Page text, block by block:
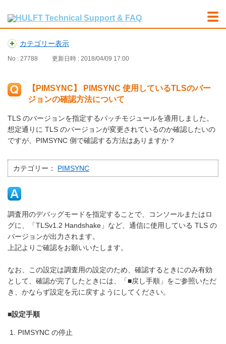
カテゴリー表示
No : 27788 更新日時 : 2018/04/09 17:00
【PIMSYNC】 PIMSYNC 使用しているTLSのバー
ジョンの確認方法について
TLS のバージョンを指定するパッチモジュールを適用しました。
想定通りに TLS のバージョンが変更されているのか確認したいの
ですが、PIMSYNC 側で確認する方法はありますか？
カテゴリー： PIMSYNC
調査用のデバッグモードを指定することで、コンソールまたはロ
グに、「TLSv1.2 Handshake」など、通信に使用している TLS の
バージョンが出力されます。
上記よりご確認をお願いいたします。
なお、この設定は調査用の設定のため、確認するときにのみ有効
として、確認が完了したときには、「■戻し手順」をご参照いただ
き、かならず設定を元に戻すようにしてください。
■設定手順
PIMSYNC の停止